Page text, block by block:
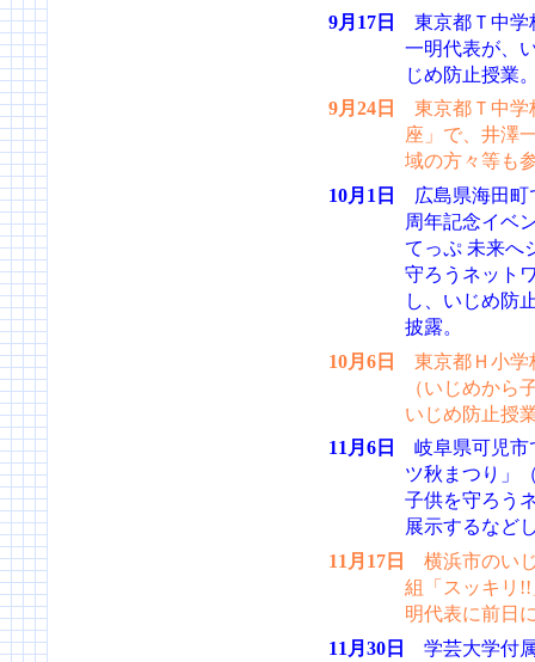
9月17日
東京都Ｔ中学
一明代表が、
じめ防止授業
9月24日
東京都Ｔ中学
座」で、井澤
域の方々等も
10月1日
広島県海田町
周年記念イベ
てっぷ 未来へ
守ろうネット
し、いじめ防
披露。
10月6日
東京都Ｈ小学
（いじめから
いじめ防止授
11月6日
岐阜県可児市
ツ秋まつり」
子供を守ろう
展示するなど
11月17日
横浜市のい
組「スッキリ
明代表に前日
11月30日
学芸大学付